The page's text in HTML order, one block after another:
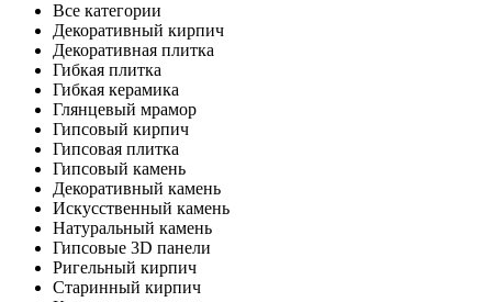
Все категории
Декоративный кирпич
Декоративная плитка
Гибкая плитка
Гибкая керамика
Глянцевый мрамор
Гипсовый кирпич
Гипсовая плитка
Гипсовый камень
Декоративный камень
Искусственный камень
Натуральный камень
Гипсовые 3D панели
Ригельный кирпич
Старинный кирпич